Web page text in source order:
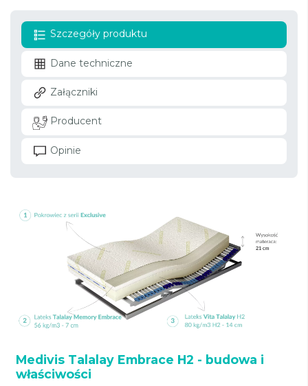
Szczegóły produktu
Dane techniczne
Załączniki
Producent
Opinie
Medivis Talalay Embrace H2 - budowa i
właściwości